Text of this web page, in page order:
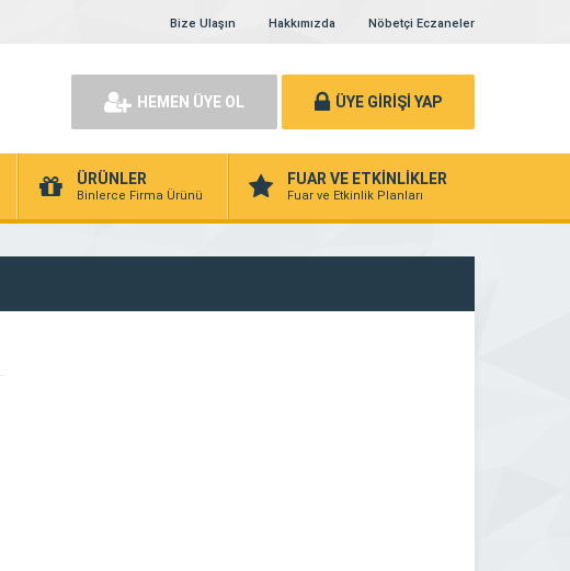
Bize Ulaşın Hakkımızda Nöbetçi Eczaneler
HEMEN ÜYE OL ÜYE GİRİŞİ YAP
ÜRÜNLER
Binlerce Firma Ürünü
FUAR VE ETKİNLİKLER
Fuar ve Etkinlik Planları